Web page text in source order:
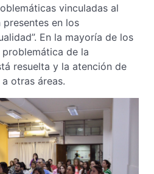
vinculadas al
en los
En la mayoría de los
de la
resuelta y la atención de
otras áreas.